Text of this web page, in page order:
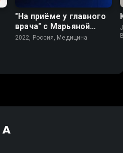
"На приёме у главного
врача" с Марьяной
Лысенко
2022, Россия, Медицина